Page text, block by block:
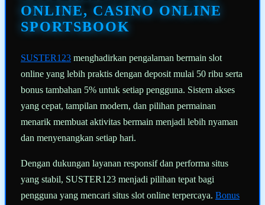
sama.ONLINE, CASINO ONLINE
SPORTSBOOK
SUSTER123 menghadirkan pengalaman bermain slot
online yang lebih praktis dengan deposit mulai 50 ribu serta
bonus tambahan 5% untuk setiap pengguna. Sistem akses
yang cepat, tampilan modern, dan pilihan permainan
menarik membuat aktivitas bermain menjadi lebih nyaman
dan menyenangkan setiap hari.
Dengan dukungan layanan responsif dan performa situs
yang stabil, SUSTER123 menjadi pilihan tepat bagi
pengguna yang mencari situs slot online terpercaya. Bonus